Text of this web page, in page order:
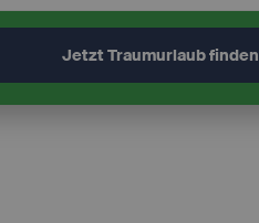
Jetzt Traumurlaub finden